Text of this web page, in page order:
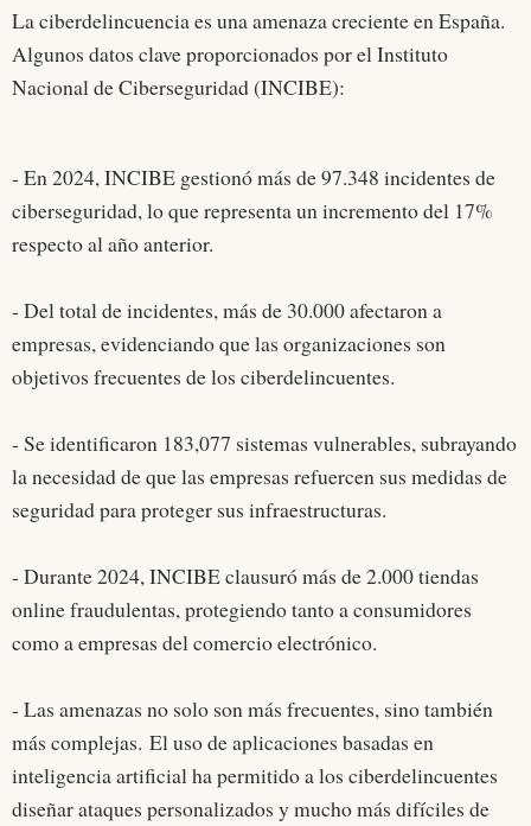
La ciberdelincuencia es una amenaza creciente en España.
Algunos datos clave proporcionados por el Instituto
Nacional de Ciberseguridad (INCIBE):
- En 2024, INCIBE gestionó más de 97.348 incidentes de
ciberseguridad, lo que representa un incremento del 17%
respecto al año anterior.
- Del total de incidentes, más de 30.000 afectaron a
empresas, evidenciando que las organizaciones son
objetivos frecuentes de los ciberdelincuentes.
- Se identificaron 183,077 sistemas vulnerables, subrayando
la necesidad de que las empresas refuercen sus medidas de
seguridad para proteger sus infraestructuras.
- Durante 2024, INCIBE clausuró más de 2.000 tiendas
online fraudulentas, protegiendo tanto a consumidores
como a empresas del comercio electrónico.
- Las amenazas no solo son más frecuentes, sino también
más complejas. El uso de aplicaciones basadas en
inteligencia artificial ha permitido a los ciberdelincuentes
diseñar ataques personalizados y mucho más difíciles de